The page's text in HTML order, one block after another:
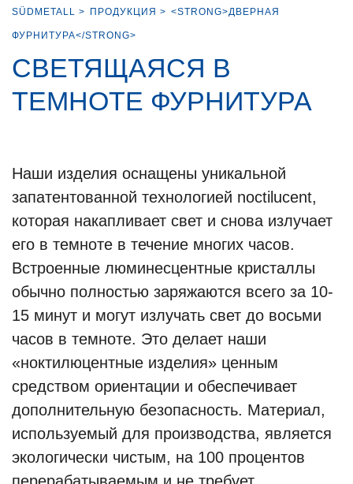
SÜDMETALL > ПРОДУКЦИЯ > <STRONG>ДВЕРНАЯ
ФУРНИТУРА</STRONG>
СВЕТЯЩАЯСЯ В
ТЕМНОТЕ ФУРНИТУРА
Наши изделия оснащены уникальной
запатентованной технологией noctilucent,
которая накапливает свет и снова излучает
его в темноте в течение многих часов.
Встроенные люминесцентные кристаллы
обычно полностью заряжаются всего за 10-
15 минут и могут излучать свет до восьми
часов в темноте. Это делает наши
«ноктилюцентные изделия» ценным
средством ориентации и обеспечивает
дополнительную безопасность. Материал,
используемый для производства, является
экологически чистым, на 100 процентов